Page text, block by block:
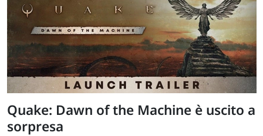
Quake: Dawn of the Machine è uscito a
sorpresa